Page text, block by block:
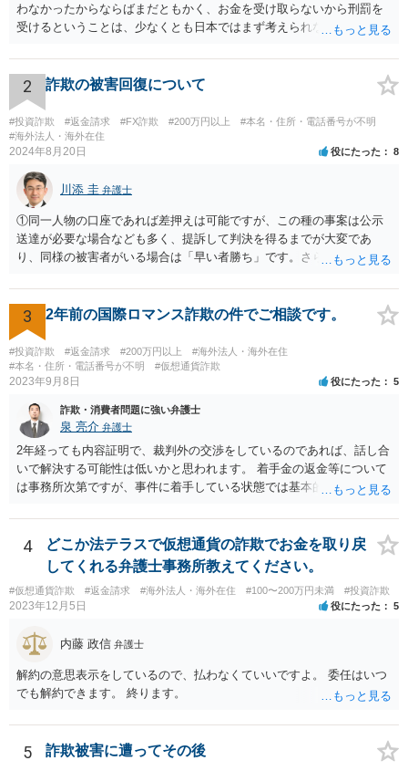
わなかったからならばまだともかく、お金を受け取らないから刑罰を
受けるということは、少なくとも日本ではまず考えられないように思
てみてください。
2 詐欺の被害回復について
#投資詐欺 #返金請求 #FX詐欺 #200万円以上
#本名・住所・電話番号が不明
#海外法人・海外在住
2024年8月20日 役にたった 8
川添 圭 弁護士
①同一人物の口座であれば差押えは可能ですが、この種の事案は公示
送達が必要な場合なども多く、提訴して判決を得るまでが大変であ
り、同様の被害者がいる場合は「早い者勝ち」です。さらに詳しい事
れます。 ②わかりません。その法人が特定できるかどうかが問題で
す。調査が必要ですので、弁護士へ相談した方がよいと思います。
3 2年前の国際ロマンス詐欺の件でご相談です。
#投資詐欺 #返金請求 #200万円以上
#海外法人・海外在住
#本名・住所・電話番号が不明
#仮想通貨詐欺
2023年9月8日 役にたった 5
詐欺・消費者問題に強い弁護士
泉 亮介 弁護士
2年経っても内容証明で、裁判外の交渉をしているのであれば、話し合
いで解決する可能性は低いかと思われます。 着手金の返金等について
は事務所次第ですが、事件に着手している状態では基本的に返金に応
は、現状や今後どう動くのか、回収可能性についてどのような見込み
か等疑問や不安に思っていることは確認をされた方が良いでしょう。
4
どこか法テラスで仮想通貨の詐欺でお金を取り戻
してくれる弁護士事務所教えてください。
#仮想通貨詐欺 #返金請求 #海外法人・海外在住 #100〜200万円未満 #投資詐欺
2023年12月5日 役にたった 5
内藤 政信 弁護士
解約の意思表示をしているので、払わなくていいですよ。 委任はいつ
でも解約できます。 終ります。
5 詐欺被害に遭ってその後